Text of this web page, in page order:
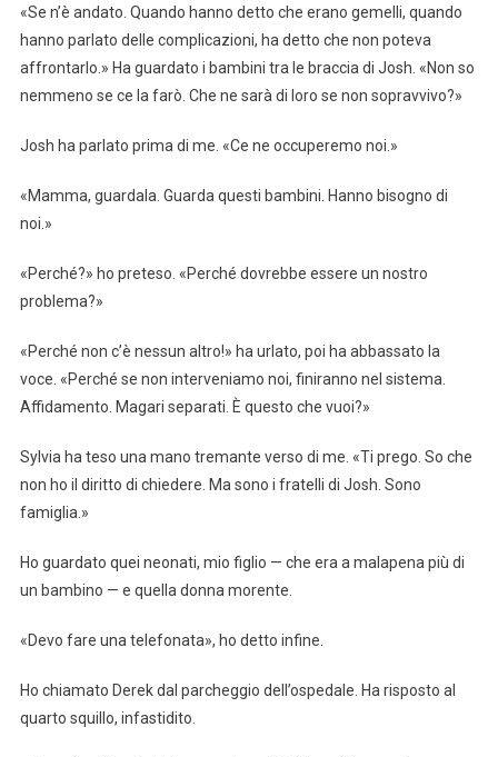
«Se n’è andato. Quando hanno detto che erano gemelli, quando
hanno parlato delle complicazioni, ha detto che non poteva
affrontarlo.» Ha guardato i bambini tra le braccia di Josh. «Non so
nemmeno se ce la farò. Che ne sarà di loro se non sopravvivo?»
Josh ha parlato prima di me. «Ce ne occuperemo noi.»
«Mamma, guardala. Guarda questi bambini. Hanno bisogno di
noi.»
«Perché?» ho preteso. «Perché dovrebbe essere un nostro
problema?»
«Perché non c’è nessun altro!» ha urlato, poi ha abbassato la
voce. «Perché se non interveniamo noi, finiranno nel sistema.
Affidamento. Magari separati. È questo che vuoi?»
Sylvia ha teso una mano tremante verso di me. «Ti prego. So che
non ho il diritto di chiedere. Ma sono i fratelli di Josh. Sono
famiglia.»
Ho guardato quei neonati, mio figlio — che era a malapena più di
un bambino — e quella donna morente.
«Devo fare una telefonata», ho detto infine.
Ho chiamato Derek dal parcheggio dell’ospedale. Ha risposto al
quarto squillo, infastidito.